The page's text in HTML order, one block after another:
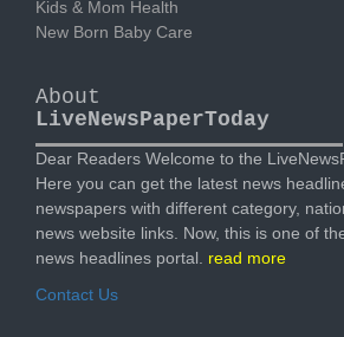
Kids & Mom Health
New Born Baby Care
About
LiveNewsPaperToday
Dear Readers Welcome to the
Here you can get the latest news
newspapers with different category,
news website links. Now, this is one of
news headlines portal. read more
Contact Us